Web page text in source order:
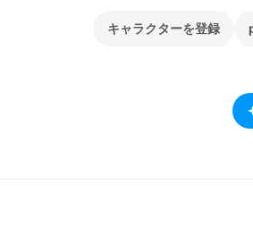
キャラクターを登録